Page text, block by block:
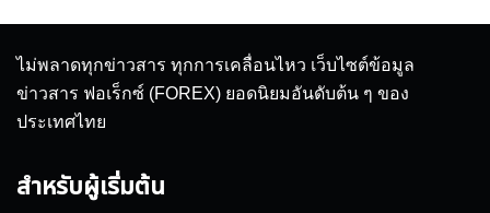
ไม่พลาดทุกข่าวสาร ทุกการเคลื่อนไหว เว็บไซต์ข้อมูล
ข่าวสาร ฟอเร็กซ์ (FOREX) ยอดนิยมอันดับต้น ๆ ของ
ประเทศไทย
สำหรับผู้เริ่มต้น